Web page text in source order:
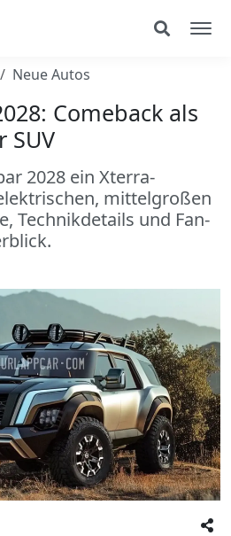
Neue Autos
Comeback als
SUV
2028 ein Xterra-
mittelgroßen
Technikdetails und Fan-